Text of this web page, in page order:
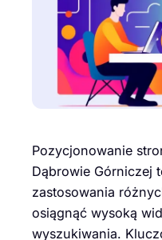
Pozycjonowanie
Dąbrowie Górniczej
zastosowania
osiągnąć wysoką
wyszukiwania.